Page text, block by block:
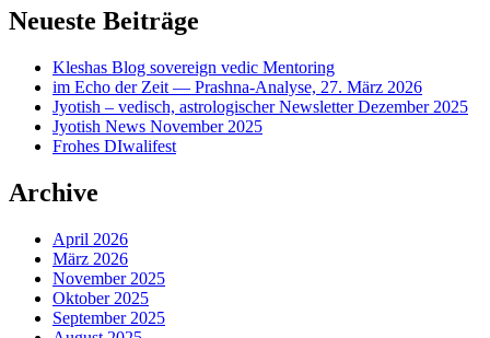
Neueste Beiträge
Kleshas Blog sovereign vedic Mentoring
im Echo der Zeit — Prashna-Analyse, 27. März 2026
Jyotish – vedisch, astrologischer Newsletter Dezember 2025
Jyotish News November 2025
Frohes DIwalifest
Archive
April 2026
März 2026
November 2025
Oktober 2025
September 2025